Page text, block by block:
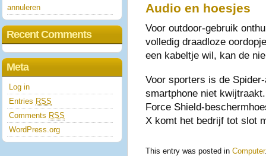
Audio en hoesjes
Voor outdoor-gebruik
volledig draadloze
een kabeltje wil, kan de
Voor sporters is de
smartphone niet
Force Shield-
X komt het bedrijf tot slot
This entry was posted inComputer
annuleren
Recent Comments
Meta
Log in
Entries RSS
Comments RSS
WordPress.org